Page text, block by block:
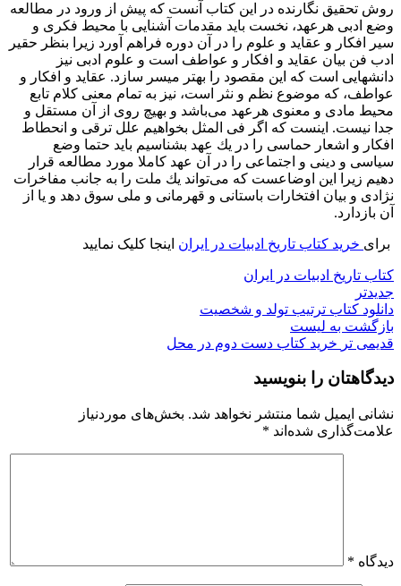
روش تحقیق نگارنده در این كتاب آنست كه پیش از ورود در مطالعه
وضع ادبی هرعهد، نخست باید مقدمات آشنایی با محیط فكری و
سیر افكار و عقاید و علوم را در آن دوره فراهم آورد زیرا بنظر حقیر
ادب فن بیان عقاید و افكار و عواطف است و علوم ادبی نیز
دانشهایی است كه این مقصود را بهتر میسر سازد. عقاید و افكار و
عواطف، كه موضوع نظم و نثر است، نیز به تمام معنی كلام تابع
محیط مادی و معنوی هرعهد می‌باشد و بهیچ روی از آن مستقل و
جدا نیست. اینست كه اگر فی المثل بخواهیم علل ترقی و انحطاط
افكار و اشعار حماسی را در یك عهد بشناسیم باید حتما وضع
سیاسی و دینی و اجتماعی را در آن عهد كاملا مورد مطالعه قرار
دهیم زیرا این اوضاعست كه می‌تواند یك ملت را به جانب مفاخرات
نژادی و بیان افتخارات باستانی و قهرمانی و ملی سوق دهد و یا از
آن بازدارد.
برای خرید کتاب تاریخ ادبیات در ایران اینجا کلیک نمایید
کتاب تاریخ ادبیات در ایران
جدیدتر
دانلود کتاب ترتیب تولد و شخصیت
بازگشت به لیست
قدیمی تر خرید کتاب دست دوم در محل
دیدگاهتان را بنویسید
نشانی ایمیل شما منتشر نخواهد شد. بخش‌های موردنیاز
علامت‌گذاری شده‌اند *
دیدگاه *